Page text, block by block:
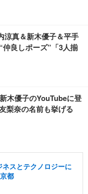
涼真＆新木優子＆平手
良しポーズ”「3人揃
木優子のYouTubeに登
梨奈の名前も挙げる
スとテクノロジーに
都